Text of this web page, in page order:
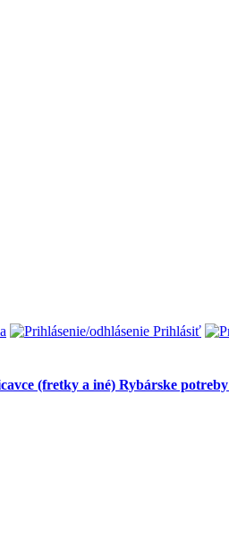
Prihlásiť
(fretky a iné) Rybárske potreby